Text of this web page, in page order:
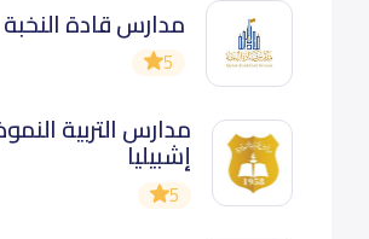
مدارس قادة النخبة
5
مدارس التربية
إشبيليا
5